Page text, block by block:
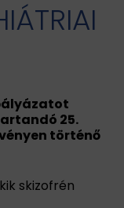
25.
történő
skizofrén